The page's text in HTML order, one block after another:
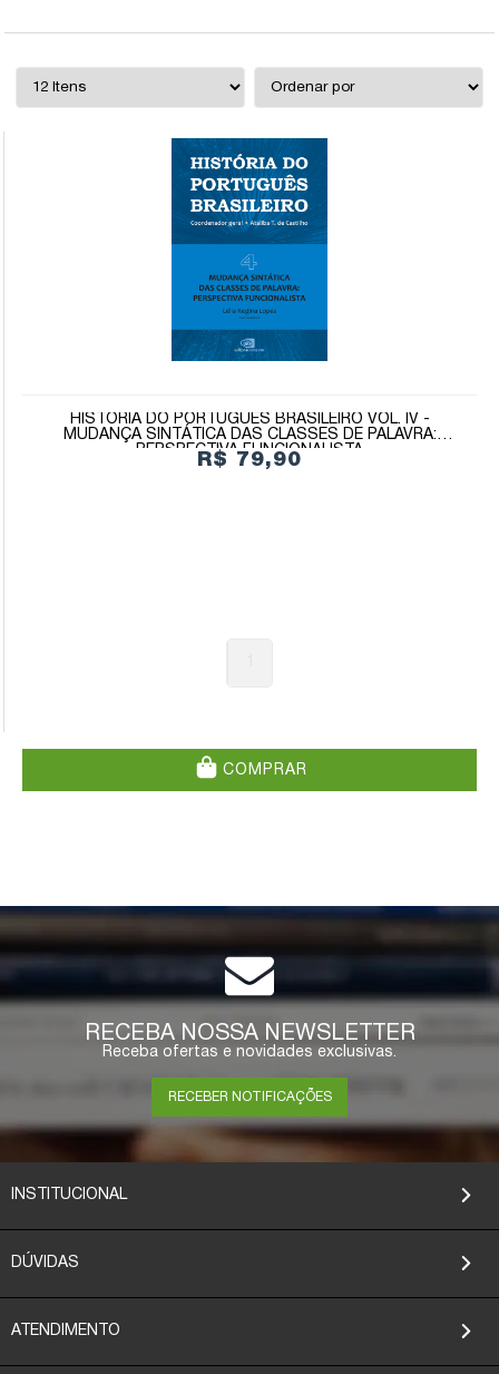
HISTÓRIA DO PORTUGUÊS BRASILEIRO VOL. IV -
MUDANÇA SINTÁTICA DAS CLASSES DE PALAVRA:
PERSPECTIVA FUNCIONALISTA
R$ 79,90
COMPRAR
RECEBA NOSSA NEWSLETTER
Receba ofertas e novidades exclusivas.
RECEBER NOTIFICAÇÕES
INSTITUCIONAL
DÚVIDAS
ATENDIMENTO